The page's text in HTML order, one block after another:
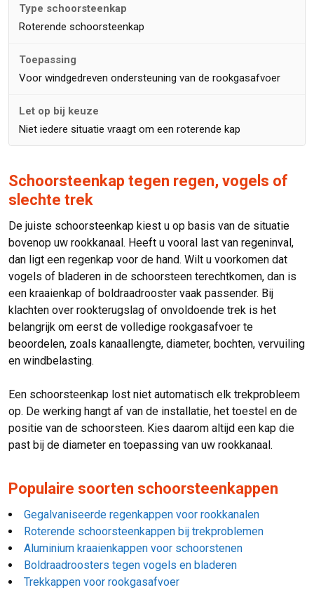
Roterende schoorsteenkap
Voor windgedreven ondersteuning van de rookgasafvoer
Niet iedere situatie vraagt om een roterende kap
Schoorsteenkap tegen regen, vogels of
slechte trek
De juiste schoorsteenkap kiest u op basis van de situatie
bovenop uw rookkanaal. Heeft u vooral last van regeninval,
dan ligt een regenkap voor de hand. Wilt u voorkomen dat
vogels of bladeren in de schoorsteen terechtkomen, dan is
een kraaienkap of boldraadrooster vaak passender. Bij
klachten over rookterugslag of onvoldoende trek is het
belangrijk om eerst de volledige rookgasafvoer te
beoordelen, zoals kanaallengte, diameter, bochten, vervuiling
en windbelasting.
Een schoorsteenkap lost niet automatisch elk trekprobleem
op. De werking hangt af van de installatie, het toestel en de
positie van de schoorsteen. Kies daarom altijd een kap die
past bij de diameter en toepassing van uw rookkanaal.
Populaire soorten schoorsteenkappen
Gegalvaniseerde regenkappen voor rookkanalen
Roterende schoorsteenkappen bij trekproblemen
Aluminium kraaienkappen voor schoorstenen
Boldraadroosters tegen vogels en bladeren
Trekkappen voor rookgasafvoer